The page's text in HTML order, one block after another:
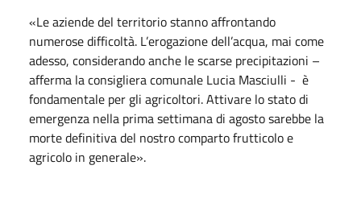
«Le aziende del territorio stanno affrontando
numerose difficoltà. L’erogazione dell’acqua, mai come
adesso, considerando anche le scarse precipitazioni –
afferma la consigliera comunale Lucia Masciulli - è
fondamentale per gli agricoltori. Attivare lo stato di
emergenza nella prima settimana di agosto sarebbe la
morte definitiva del nostro comparto frutticolo e
agricolo in generale».